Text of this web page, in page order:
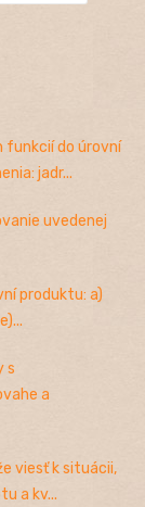
funkcií do úrovní
jadr...
uvedenej
produktu: a)
s
a
viesť k situácii,
a kv...